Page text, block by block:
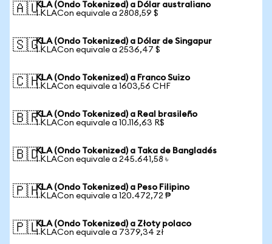
🇦🇺KLA (Ondo Tokenized) a Dólar australiano
1 KLACon equivale a 2808,59 $
🇸🇬KLA (Ondo Tokenized) a Dólar de Singapur
1 KLACon equivale a 2536,47 $
🇨🇭KLA (Ondo Tokenized) a Franco Suizo
1 KLACon equivale a 1603,56 CHF
🇧🇷KLA (Ondo Tokenized) a Real brasileño
1 KLACon equivale a 10.116,63 R$
🇧🇩KLA (Ondo Tokenized) a Taka de Bangladés
1 KLACon equivale a 245.641,58 ৳
🇵🇭KLA (Ondo Tokenized) a Peso Filipino
1 KLACon equivale a 120.472,72 ₱
🇵🇱KLA (Ondo Tokenized) a Złoty polaco
1 KLACon equivale a 7379,34 zł